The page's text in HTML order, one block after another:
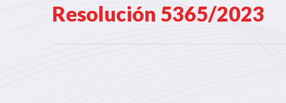
Resolución 5365/2023